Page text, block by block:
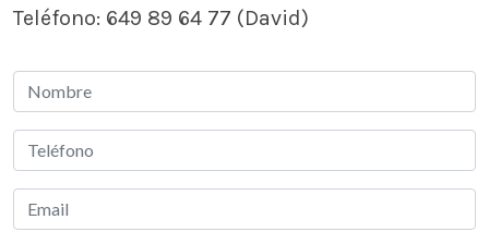
Teléfono: 649 89 64 77 (David)